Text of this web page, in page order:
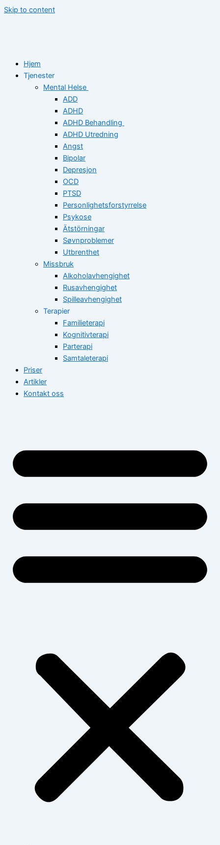
Skip to content
Hjem
Tjenester
Mental Helse
ADD
ADHD
ADHD Behandling
ADHD Utredning
Angst
Bipolar
Depresjon
OCD
PTSD
Personlighetsforstyrrelse
Psykose
Ätstörningar
Søvnproblemer
Utbrenthet
Missbruk
Alkoholavhengighet
Rusavhengighet
Spilleavhengighet
Terapier
Familieterapi
Kognitivterapi
Parterapi
Samtaleterapi
Priser
Artikler
Kontakt oss